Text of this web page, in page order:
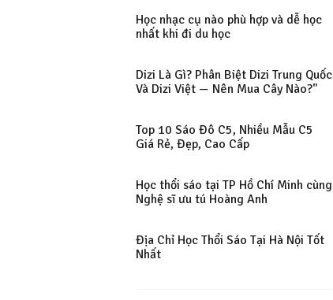
750,000₫.
Học nhạc cụ nào phù hợp và dễ học
nhất khi đi du học
Dizi Là Gì? Phân Biệt Dizi Trung Quốc
Và Dizi Việt — Nên Mua Cây Nào?"
Top 10 Sáo Đô C5, Nhiều Mẫu C5
Giá Rẻ, Đẹp, Cao Cấp
Học thổi sáo tại TP Hồ Chí Minh cùng
Nghệ sĩ ưu tú Hoàng Anh
Địa Chỉ Học Thổi Sáo Tại Hà Nội Tốt
Nhất